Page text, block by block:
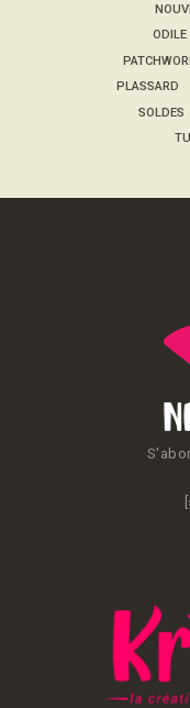
ODILE
PLASSARD
SOLDES